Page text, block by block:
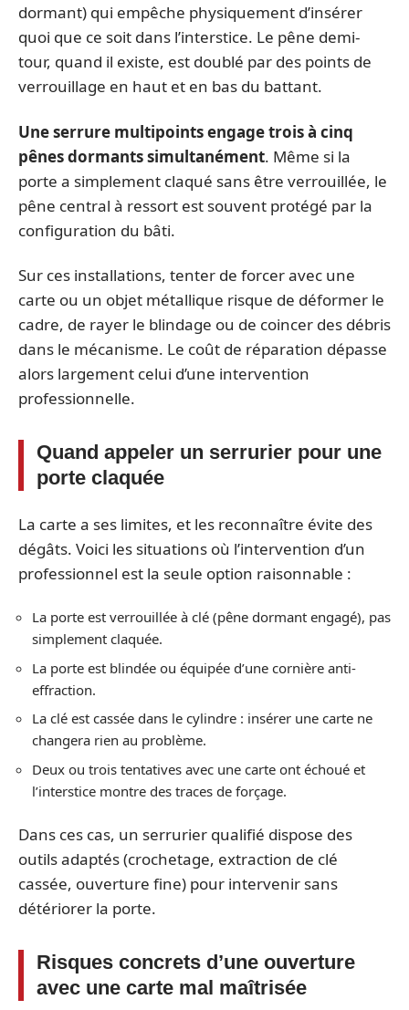
dormant) qui empêche physiquement d’insérer
quoi que ce soit dans l’interstice. Le pêne demi-
tour, quand il existe, est doublé par des points de
verrouillage en haut et en bas du battant.
Une serrure multipoints engage trois à cinq
pênes dormants simultanément. Même si la
porte a simplement claqué sans être verrouillée, le
pêne central à ressort est souvent protégé par la
configuration du bâti.
Sur ces installations, tenter de forcer avec une
carte ou un objet métallique risque de déformer le
cadre, de rayer le blindage ou de coincer des débris
dans le mécanisme. Le coût de réparation dépasse
alors largement celui d’une intervention
professionnelle.
Quand appeler un serrurier pour une
porte claquée
La carte a ses limites, et les reconnaître évite des
dégâts. Voici les situations où l’intervention d’un
professionnel est la seule option raisonnable :
La porte est verrouillée à clé (pêne dormant engagé), pas
simplement claquée.
La porte est blindée ou équipée d’une cornière anti-
effraction.
La clé est cassée dans le cylindre : insérer une carte ne
changera rien au problème.
Deux ou trois tentatives avec une carte ont échoué et
l’interstice montre des traces de forçage.
Dans ces cas, un serrurier qualifié dispose des
outils adaptés (crochetage, extraction de clé
cassée, ouverture fine) pour intervenir sans
détériorer la porte.
Risques concrets d’une ouverture
avec une carte mal maîtrisée